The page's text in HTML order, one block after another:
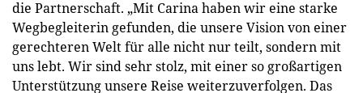
die Partnerschaft. „Mit Carina haben wir eine starke
Wegbegleiterin gefunden, die unsere Vision von einer
gerechteren Welt für alle nicht nur teilt, sondern mit
uns lebt. Wir sind sehr stolz, mit einer so großartigen
Unterstützung unsere Reise weiterzuverfolgen. Das